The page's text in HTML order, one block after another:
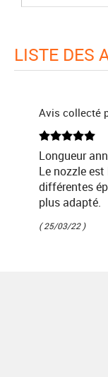
LISTE DES
Avis collecté
Longueur
Le nozzle
différentes
plus adapté.
( 25/03/22 )